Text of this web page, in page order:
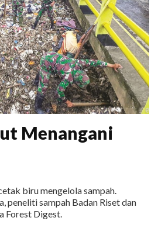
Menangani
biru mengelola sampah.
peneliti sampah Badan Riset dan
Forest Digest.